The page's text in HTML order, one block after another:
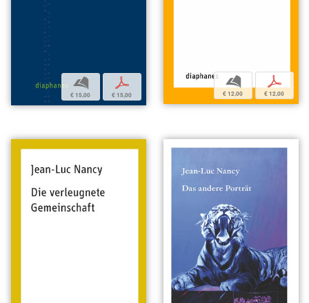
b
€ 15,00
p
€ 15,00
b
€ 12,00
p
€ 12,00